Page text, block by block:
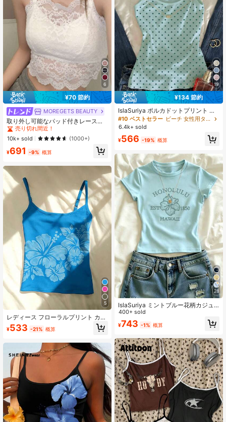
6
¥70 節約
MOREGETS BEAUTY
取り外し可能なパッド付きレースキ
ャミソール、多用途ノースリーブア
ンダーシャツ、女性向け、新学期、
クリスマス、春節、カジュアルホワ
イトサマー、シック&エレガント
#1 ベストセラー
モスク 女性用タンクトップ&キャミス
売り切れ間近！
#1 ベストセラー
売り切れ間近！
#1 ベストセラー
売り切れ間近！
#1 ベストセラー
売り切れ間近！
10k+ sold (1000+)
¥691 -9% 概算
5
レディース フローラルプリント カジ
ュアル 万能 デイリーウェア キャミ
ソールトップ 夏 ボヘミアンシック
¥533 -21% 概算
19
¥134 節約
IslaSuriya ポルカドットプリント ク
ルーネック ボディコン キャミソール
レディース カジュアル 夏用
#10 ベストセラー
ビーチ 女性用タンクトップ&キャミス
6.4k+ sold
¥566 -19% 概算
28
IslaSuriya ミントブルー花柄カジュ
アルグラフィックTシャツ、夏、ビー
チ、姉妹へのギフト、Y2Kトップス
400+ sold
¥743 -1% 概算